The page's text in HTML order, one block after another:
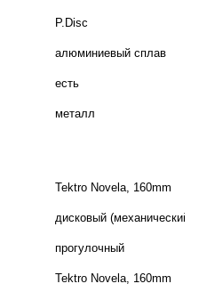
P.Disc
алюминиевый сплав
есть
металл
Tektro Novela, 160mm
дисковый (механический)
прогулочный
Tektro Novela, 160mm